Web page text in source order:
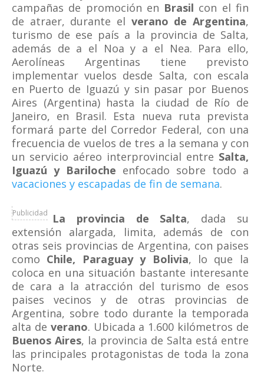
campañas de promoción en Brasil con el fin
de atraer, durante el verano de Argentina,
turismo de ese país a la provincia de Salta,
además de a el Noa y a el Nea. Para ello,
Aerolíneas Argentinas tiene previsto
implementar vuelos desde Salta, con escala
en Puerto de Iguazú y sin pasar por Buenos
Aires (Argentina) hasta la ciudad de Río de
Janeiro, en Brasil. Esta nueva ruta prevista
formará parte del Corredor Federal, con una
frecuencia de vuelos de tres a la semana y con
un servicio aéreo interprovincial entre Salta,
Iguazú y Bariloche enfocado sobre todo a
vacaciones y escapadas de fin de semana.
Publicidad La provincia de Salta, dada su
extensión alargada, limita, además de con
otras seis provincias de Argentina, con paises
como Chile, Paraguay y Bolivia, lo que la
coloca en una situación bastante interesante
de cara a la atracción del turismo de esos
paises vecinos y de otras provincias de
Argentina, sobre todo durante la temporada
alta de verano. Ubicada a 1.600 kilómetros de
Buenos Aires, la provincia de Salta está entre
las principales protagonistas de toda la zona
Norte.